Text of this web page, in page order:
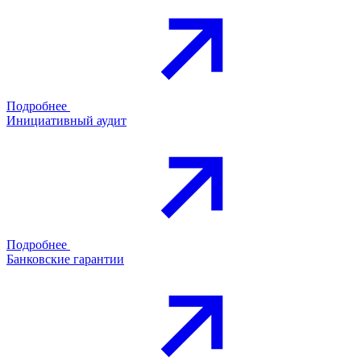
Подробнее
Инициативный аудит
Подробнее
Банковские гарантии